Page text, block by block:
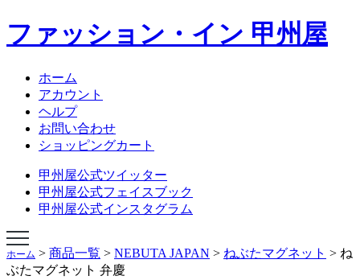
ファッション・イン 甲州屋
ホーム
アカウント
ヘルプ
お問い合わせ
ショッピングカート
甲州屋公式ツイッター
甲州屋公式フェイスブック
甲州屋公式インスタグラム
NEBUTA JAPAN
NEBUTA STYLE
ねぶたハネト衣装レンタル
ねぶた囃子方衣装
AOMORI ORIGINAL TIES
オリジナルあおもりグッズ
学生専科ビバ甲州屋
ショップページ
ホーム > 商品一覧 > NEBUTA JAPAN > ねぶたマグネット > ね
ぶたマグネット 弁慶